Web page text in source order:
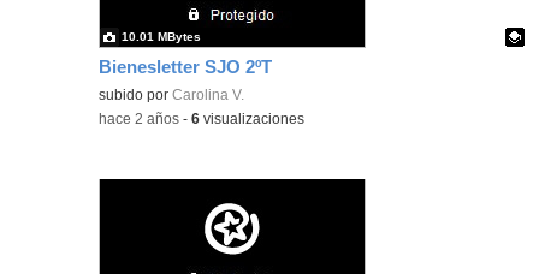
Bienesletter SJO 2ºT
Contenido educativo.
subido porCarolina V.
10.01 MBytes
-hace 2 años -6 visualizaciones